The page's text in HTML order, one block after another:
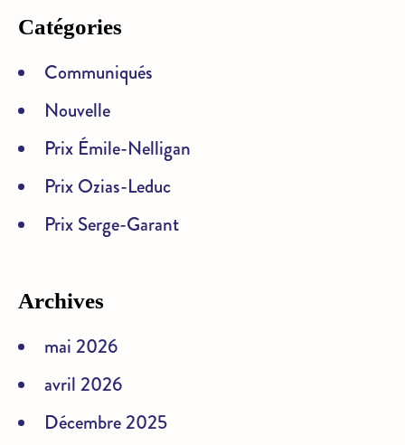
Catégories
Communiqués
Nouvelle
Prix Émile-Nelligan
Prix Ozias-Leduc
Prix Serge-Garant
Archives
mai 2026
avril 2026
Décembre 2025